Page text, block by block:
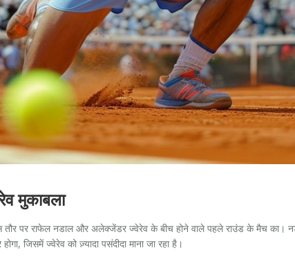
मुकाबला
पर राफेल नडाल और अलेक्जेंडर ज्वेरेव के बीच होने वाले पहले राउंड के मैच का।
जिसमें ज्वेरेव को ज़्यादा पसंदीदा माना जा रहा है।